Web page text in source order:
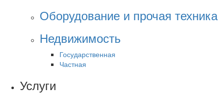
Оборудование и прочая техника
Недвижимость
Государственная
Частная
Услуги